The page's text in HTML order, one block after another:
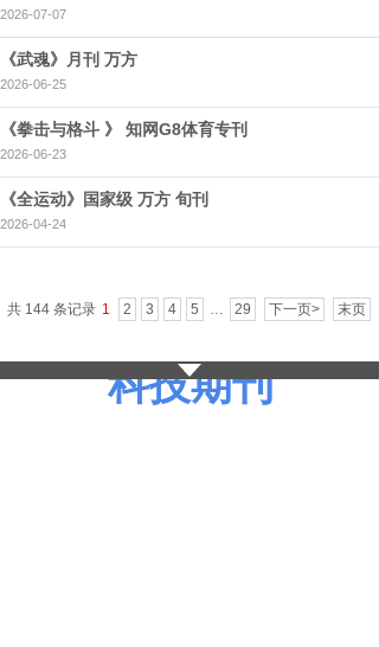
2026-07-07
《武魂》月刊 万方
2026-06-25
《拳击与格斗 》 知网G8体育专刊
2026-06-23
《全运动》国家级 万方 旬刊
2026-04-24
共 144 条记录 1 2 3 4 5 … 29 下一页> 末页
科技期刊